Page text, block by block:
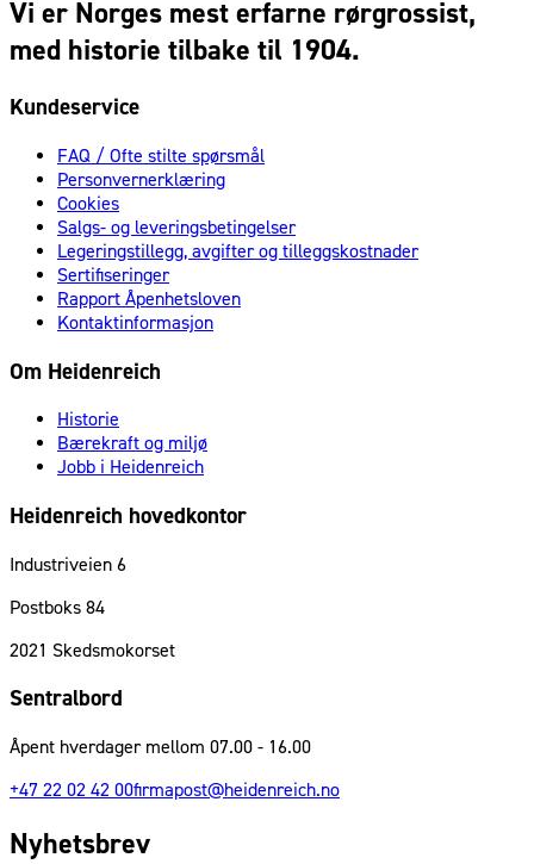
Vi er Norges mest erfarne rørgrossist,
med historie tilbake til 1904.
Kundeservice
FAQ / Ofte stilte spørsmål
Personvernerklæring
Cookies
Salgs- og leveringsbetingelser
Legeringstillegg, avgifter og tilleggskostnader
Sertifiseringer
Rapport Åpenhetsloven
Kontaktinformasjon
Om Heidenreich
Historie
Bærekraft og miljø
Jobb i Heidenreich
Heidenreich hovedkontor
Industriveien 6
Postboks 84
2021 Skedsmokorset
Sentralbord
Åpent hverdager mellom 07.00 - 16.00
+47 22 02 42 00firmapost@heidenreich.no
Nyhetsbrev